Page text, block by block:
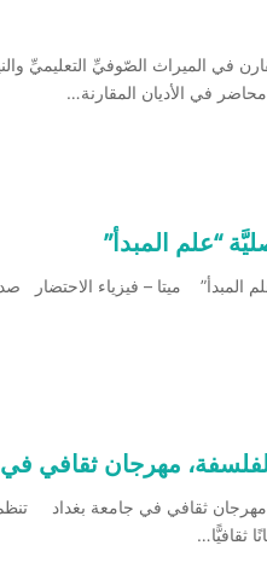
في الميراث الصّوفيِّ التعليميِّ
في الأديان المقارنة…
“علم المبدأ”
المبدأ” ميتا – فيزياء الاحتضار
مهرجان ثقافي
مهرجان ثقافي في جامعة بغداد
ثقافيًّا…